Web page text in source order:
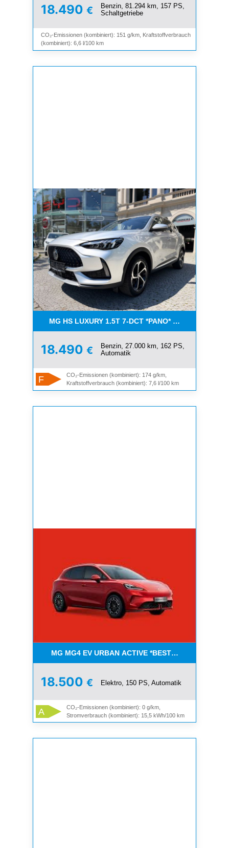
18.490 €
Benzin, 81.294 km, 157 PS,
Schaltgetriebe
CO₂-Emissionen (kombiniert): 151 g/km, Kraftstoffverbrauch
(kombiniert): 6,6 l/100 km
MG HS LUXURY 1.5T 7-DCT *PANO* AUCH IN WEISS
18.490 €
Benzin, 27.000 km, 162 PS,
Automatik
F
CO₂-Emissionen (kombiniert): 174 g/km,
Kraftstoffverbrauch (kombiniert): 7,6 l/100 km
MG MG4 EV URBAN ACTIVE
18.500 € Elektro, 150 PS, Automatik
A
CO₂-Emissionen (kombiniert): 0 g/km,
Stromverbrauch (kombiniert): 15,5 kWh/100 km